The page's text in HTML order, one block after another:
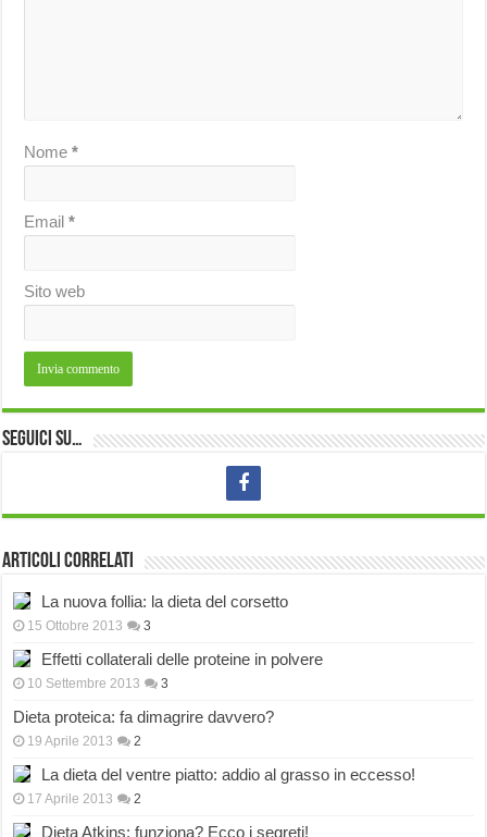
Nome*
Email*
Sito web
Seguici su…
Articoli correlati
La nuova follia: la dieta del corsetto
15 Ottobre 2013 3
Effetti collaterali delle proteine in polvere
10 Settembre 2013 3
Dieta proteica: fa dimagrire davvero?
19 Aprile 2013 2
La dieta del ventre piatto: addio al grasso in eccesso!
17 Aprile 2013 2
Dieta Atkins: funziona? Ecco i segreti!